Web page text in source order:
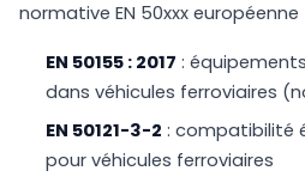
normative EN 50xxx européenne
EN 50155 : 2017 :
dans véhicules ferroviaires
EN 50121-3-2 : compatibilité
pour véhicules ferroviaires